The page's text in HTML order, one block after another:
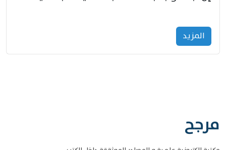
المزید
مرجح